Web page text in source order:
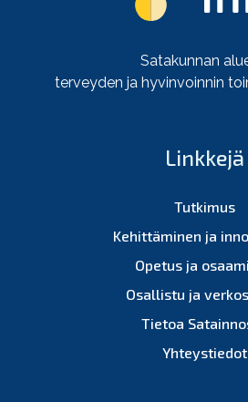
Satakunnan
terveyden ja hyvinvoinnin
Linkkejä
Tutkimus
Kehittäminen ja
Opetus ja
Osallistu ja
Tietoa
Yhteystiedot